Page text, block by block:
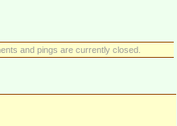
and pings are currently closed.